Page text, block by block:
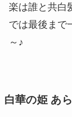
楽は誰と共
では最後まで
～♪
白華の姫 あ